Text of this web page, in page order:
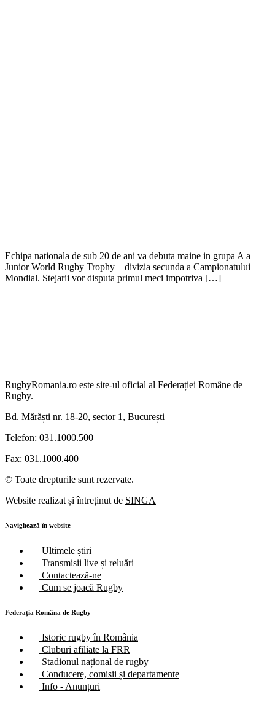
Echipa nationala de sub 20 de ani va debuta maine in grupa A a
Junior World Rugby Trophy – divizia secunda a Campionatului
Mondial. Stejarii vor disputa primul meci impotriva […]
RugbyRomania.ro este site-ul oficial al Federației Române de
Rugby.
Bd. Mărăști nr. 18-20, sector 1, București
Telefon: 031.1000.500
Fax: 031.1000.400
© Toate drepturile sunt rezervate.
Website realizat și întreținut de SINGA
Navighează în website
Ultimele știri
Transmisii live și reluări
Contactează-ne
Cum se joacă Rugby
Federația Româna de Rugby
Istoric rugby în România
Cluburi afiliate la FRR
Stadionul național de rugby
Conducere, comisii și departamente
Info - Anunțuri